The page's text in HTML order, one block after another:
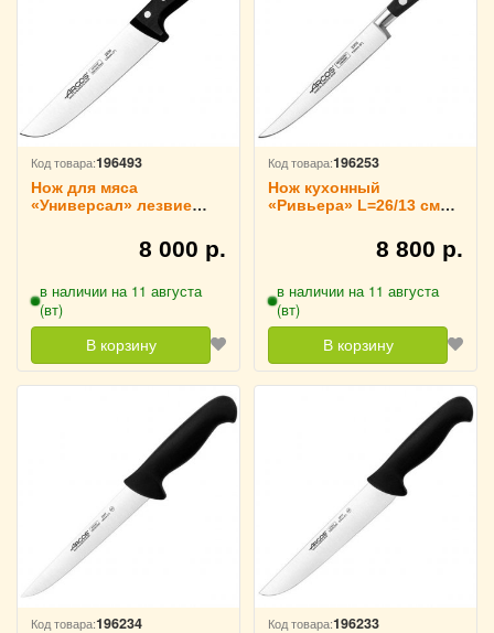
Код товара:196493
Нож для мяса
«Универсал» лезвие
ARCOS, 2830048 000 р.
в наличии на 11 августа
(вт)
В корзину
Код товара:196253
Нож кухонный
«Ривьера» L=26/13 см
8 800 р.
в наличии на 11 августа
(вт)
В корзину
Код товара:196234 Код товара:196233